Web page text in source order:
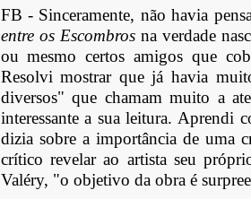
FB - Sinceramente, não havia
entre os Escombrosna verdade
ou mesmo certos amigos que
Resolvi mostrar que já havia
diversos" que chamam muito a
interessante a sua leitura.
dizia sobre a importância de uma
crítico revelar ao artista seu
Valéry, "o objetivo da obra é